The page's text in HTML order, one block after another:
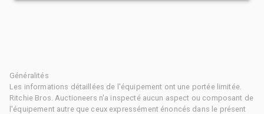
Généralités
Les informations détaillées de l'équipement ont une portée limitée.
Ritchie Bros. Auctioneers n'a inspecté aucun aspect ou composant de
l'équipement autre que ceux expressément énoncés dans le présent